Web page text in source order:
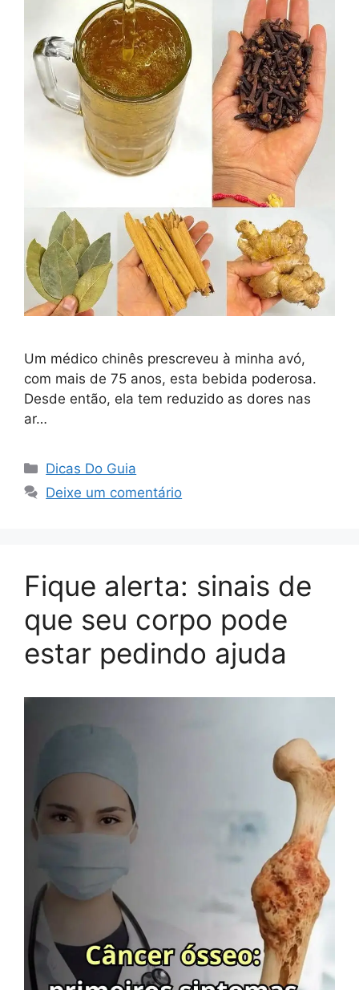
Um médico chinês prescreveu à minha avó,
com mais de 75 anos, esta bebida poderosa.
Desde então, ela tem reduzido as dores nas
ar…
Categorias
Dicas Do Guia
Deixe um comentário
Fique alerta: sinais de
que seu corpo pode
estar pedindo ajuda